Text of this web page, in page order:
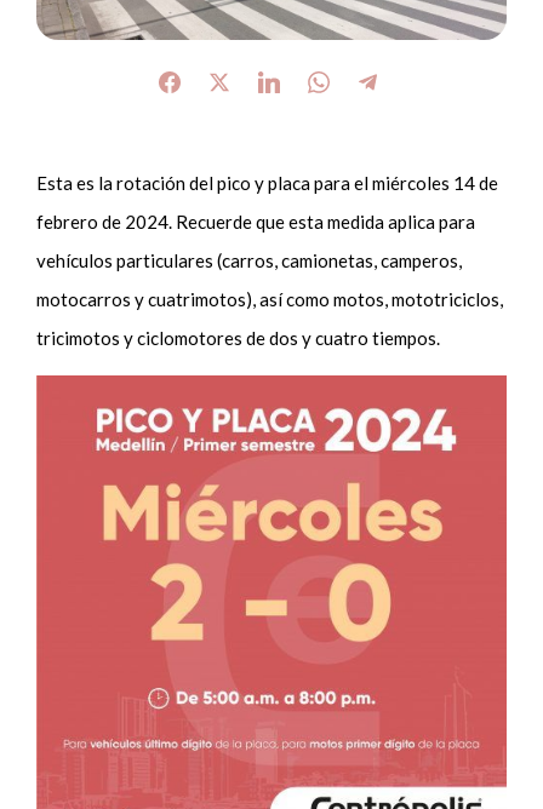
Esta es la rotación del pico y placa para el miércoles 14 de
febrero de 2024. Recuerde que esta medida aplica para
vehículos particulares (carros, camionetas, camperos,
motocarros y cuatrimotos), así como motos, mototriciclos,
tricimotos y ciclomotores de dos y cuatro tiempos.